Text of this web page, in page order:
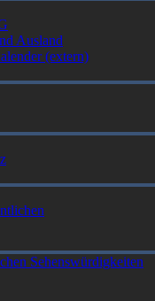
Ausland
(extern)
Sehenswürdigkeiten